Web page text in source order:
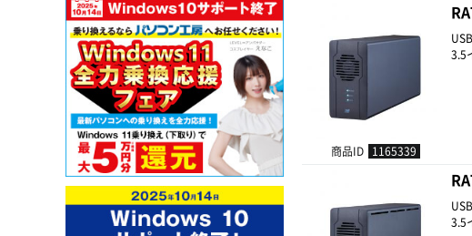
商品ID 1165339
3.5
3.5